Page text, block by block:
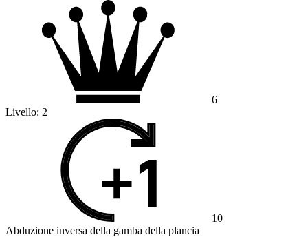
6
Livello: 2
10
Abduzione inversa della gamba della plancia